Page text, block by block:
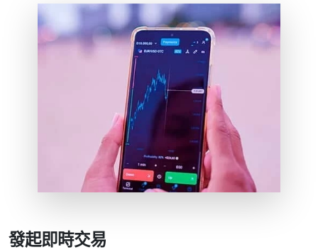
發起即時交易